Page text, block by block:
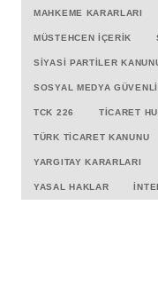
MAHKEME KARARLARI
MÜSTEHCEN İÇERIK
SIYASI PARTILER
SOSYAL MEDYA
TCK 226 TICARET
TÜRK TICARET KANUNU
YARGITAY KARARLARI
YASAL HAKLAR